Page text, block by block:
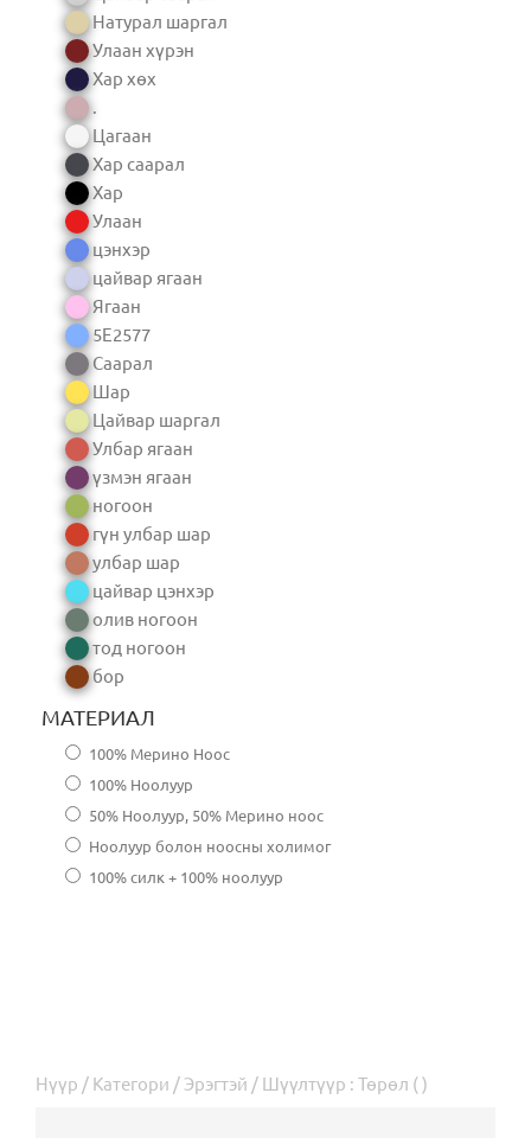
Натурал шаргал
Улаан хүрэн
Хар хөх
.
Цагаан
Хар саарал
Хар
Улаан
цэнхэр
цайвар ягаан
Ягаан
5E2577
Саарал
Шар
Цайвар шаргал
Улбар ягаан
үзмэн ягаан
ногоон
гүн улбар шар
улбар шар
цайвар цэнхэр
олив ногоон
тод ногоон
бор
МАТЕРИАЛ
100% Мерино Ноос
100% Ноолуур
50% Ноолуур, 50% Мерино ноос
Ноолуур болон ноосны холимог
100% силк + 100% ноолуур
Нүүр / Категори / Эрэгтэй / Шүүлтүүр : Төрөл ( )